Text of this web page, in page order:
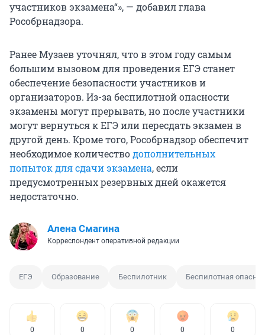
участников экзамена“», — добавил глава
Рособрнадзора.
Ранее Музаев уточнял, что в этом году самым
большим вызовом для проведения ЕГЭ станет
обеспечение безопасности участников и
организаторов. Из-за беспилотной опасности
экзамены могут прерывать, но после участники
могут вернуться к ЕГЭ или пересдать экзамен в
другой день. Кроме того, Рособрнадзор обеспечит
необходимое количестводополнительных
попыток для сдачи экзамена, если
предусмотренных резервных дней окажется
недостаточно.
Алена Смагина
Корреспондент оперативной редакции
ЕГЭ Образование Беспилотник Беспилотная
0 0 0 0 0